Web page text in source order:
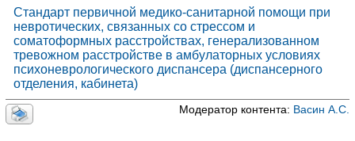
Стандарт первичной медико-санитарной помощи при
невротических, связанных со стрессом и
соматоформных расстройствах, генерализованном
тревожном расстройстве в амбулаторных условиях
психоневрологического диспансера (диспансерного
отделения, кабинета)
Модератор контента: Васин А.С.